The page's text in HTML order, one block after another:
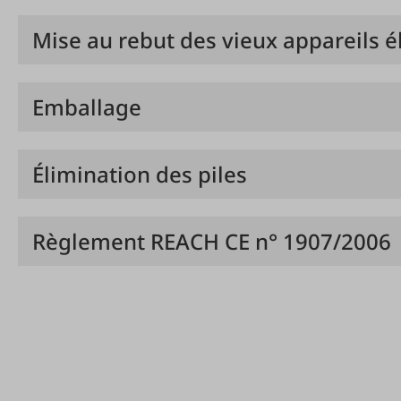
Mise au rebut des vieux appareils
Emballage
Élimination des piles
Règlement REACH CE n° 1907/2006